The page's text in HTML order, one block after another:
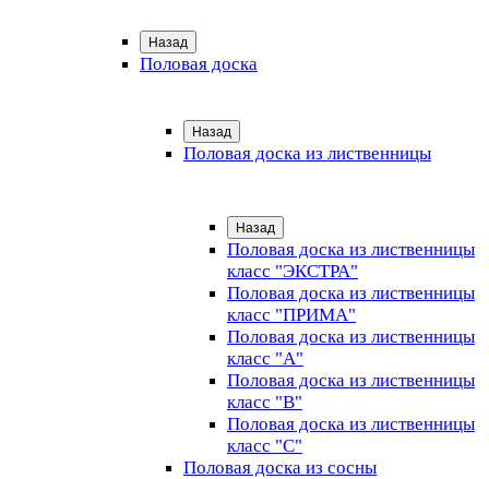
Назад
Половая доска
Назад
Половая доска из лиственницы
Назад
Половая доска из лиственницы
класс "ЭКСТРА"
Половая доска из лиственницы
класс "ПРИМА"
Половая доска из лиственницы
класс "А"
Половая доска из лиственницы
класс "B"
Половая доска из лиственницы
класс "C"
Половая доска из сосны